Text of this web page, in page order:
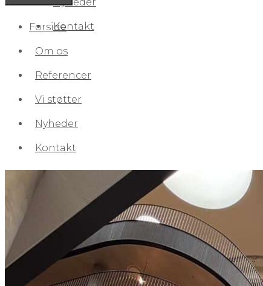
Kontakt
Forside
Om os
Referencer
Vi støtter
Nyheder
Kontakt